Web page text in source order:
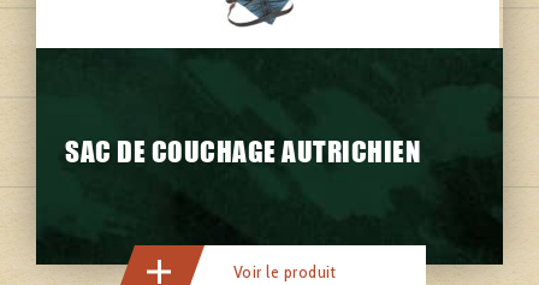
SAC DE COUCHAGE AUTRICHIEN
Voir le produit